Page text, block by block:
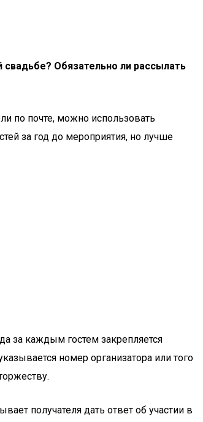
Обязательно ли рассылать
по почте, можно использовать
за год до мероприятия, но лучше
за каждым гостем закрепляется
номер организатора или того
получателя дать ответ об участии в